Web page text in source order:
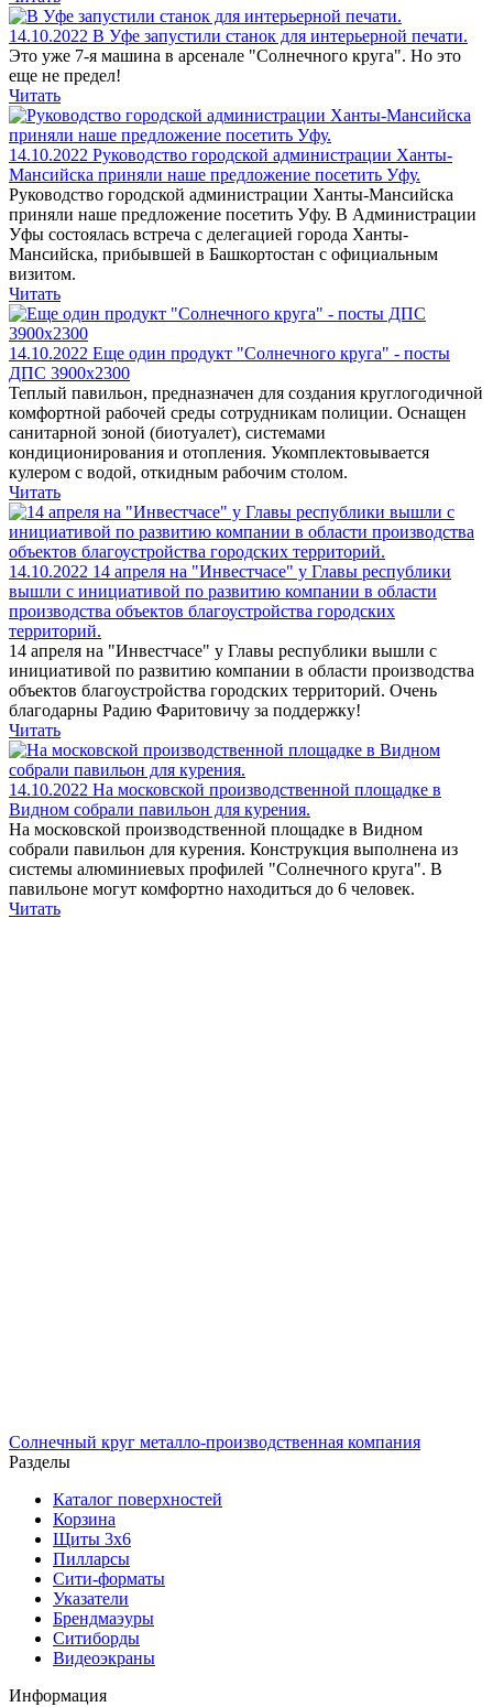
14.10.2022 В Уфе запустили станок для интерьерной печати.
Это уже 7-я машина в арсенале "Солнечного круга". Но это
еще не предел!
Читать
14.10.2022 Руководство городской администрации Ханты-
Мансийска приняли наше предложение посетить Уфу.
Руководство городской администрации Ханты-Мансийска
приняли наше предложение посетить Уфу. В Администрации
Уфы состоялась встреча с делегацией города Ханты-
Мансийска, прибывшей в Башкортостан с официальным
визитом.
Читать
14.10.2022 Еще один продукт "Солнечного круга" - посты
ДПС 3900х2300
Теплый павильон, предназначен для создания круглогодичной
комфортной рабочей среды сотрудникам полиции. Оснащен
санитарной зоной (биотуалет), системами
кондиционирования и отопления. Укомплектовывается
кулером с водой, откидным рабочим столом.
Читать
14.10.2022 14 апреля на "Инвестчасе" у Главы республики
вышли с инициативой по развитию компании в области
производства объектов благоустройства городских
территорий.
14 апреля на "Инвестчасе" у Главы республики вышли с
инициативой по развитию компании в области производства
объектов благоустройства городских территорий. Очень
благодарны Радию Фаритовичу за поддержку!
Читать
14.10.2022 На московской производственной площадке в
Видном собрали павильон для курения.
На московской производственной площадке в Видном
собрали павильон для курения. Конструкция выполнена из
системы алюминиевых профилей "Солнечного круга". В
павильоне могут комфортно находиться до 6 человек.
Читать
Солнечный круг металло-производственная компания
Разделы
Каталог поверхностей
Корзина
Щиты 3х6
Пилларсы
Сити-форматы
Указатели
Брендмаэуры
Ситиборды
Видеоэкраны
Информация